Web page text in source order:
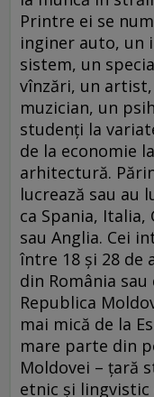
Printre ei se
inginer auto, un
sistem, un
vînzări, un
muzician, un
studenţi la
de la economie la
arhitectură.
lucrează sau au
ca Spania, Italia,
sau Anglia. Cei
între 18 şi 28 de
din România sau
Republica
mai mică de la
mare parte din
Moldovei – ţară
etnic şi lingvistic